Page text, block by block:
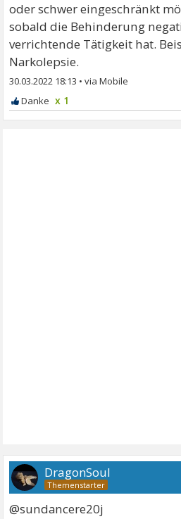
oder schwer eingeschränkt
sobald die Behinderung
verrichtende Tätigkeit hat.
Narkolepsie.
30.03.2022 18:13 •
x 1
DragonSoul
@sundancere20j